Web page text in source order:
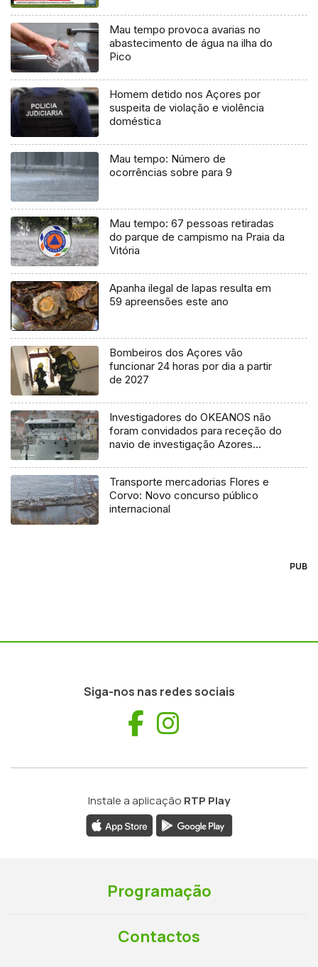
Mau tempo provoca avarias no
abastecimento de água na ilha do
Pico
Homem detido nos Açores por
suspeita de violação e violência
doméstica
Mau tempo: Número de
ocorrências sobre para 9
Mau tempo: 67 pessoas retiradas
do parque de campismo na Praia da
Vitória
Apanha ilegal de lapas resulta em
59 apreensões este ano
Bombeiros dos Açores vão
funcionar 24 horas por dia a partir
de 2027
Investigadores do OKEANOS não
foram convidados para receção do
navio de investigação Azores
Transporte mercadorias Flores e
Corvo: Novo concurso público
internacional
PUB
Siga-nos nas redes sociais
Facebook
Instale a aplicação RTP Play
Programação
Contactos